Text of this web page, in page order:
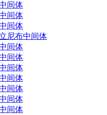
间体
间体
间体
尼布中间体
间体
间体
间体
间体
间体
间体
间体